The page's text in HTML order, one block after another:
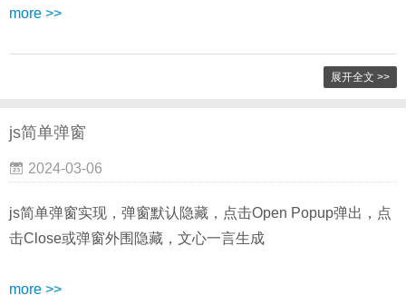
more >>
展开全文 >>
js简单弹窗
2024-03-06
js简单弹窗实现，弹窗默认隐藏，点击Open Popup弹出，点
击Close或弹窗外围隐藏，文心一言生成
more >>